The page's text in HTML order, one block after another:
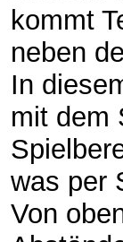
kommt
neben
In
mit dem
was per
Von